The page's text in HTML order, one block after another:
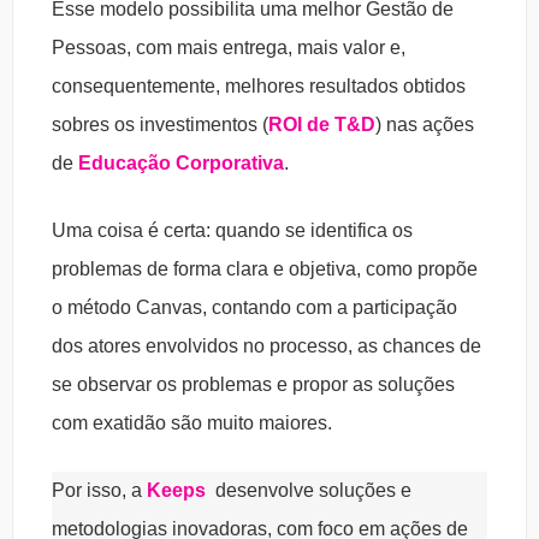
Esse modelo possibilita uma melhor Gestão de
Pessoas, com mais entrega, mais valor e,
consequentemente, melhores resultados obtidos
sobres os investimentos (ROI de T&D) nas ações
de Educação Corporativa.
Uma coisa é certa: quando se identifica os
problemas de forma clara e objetiva, como propõe
o método Canvas, contando com a participação
dos atores envolvidos no processo, as chances de
se observar os problemas e propor as soluções
com exatidão são muito maiores.
Por isso, a Keeps desenvolve soluções e
metodologias inovadoras, com foco em ações de